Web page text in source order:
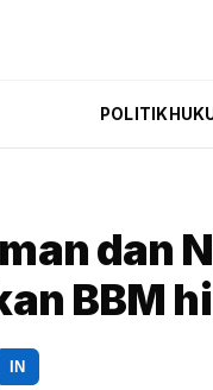
POLITIK
dan
BBM
IN